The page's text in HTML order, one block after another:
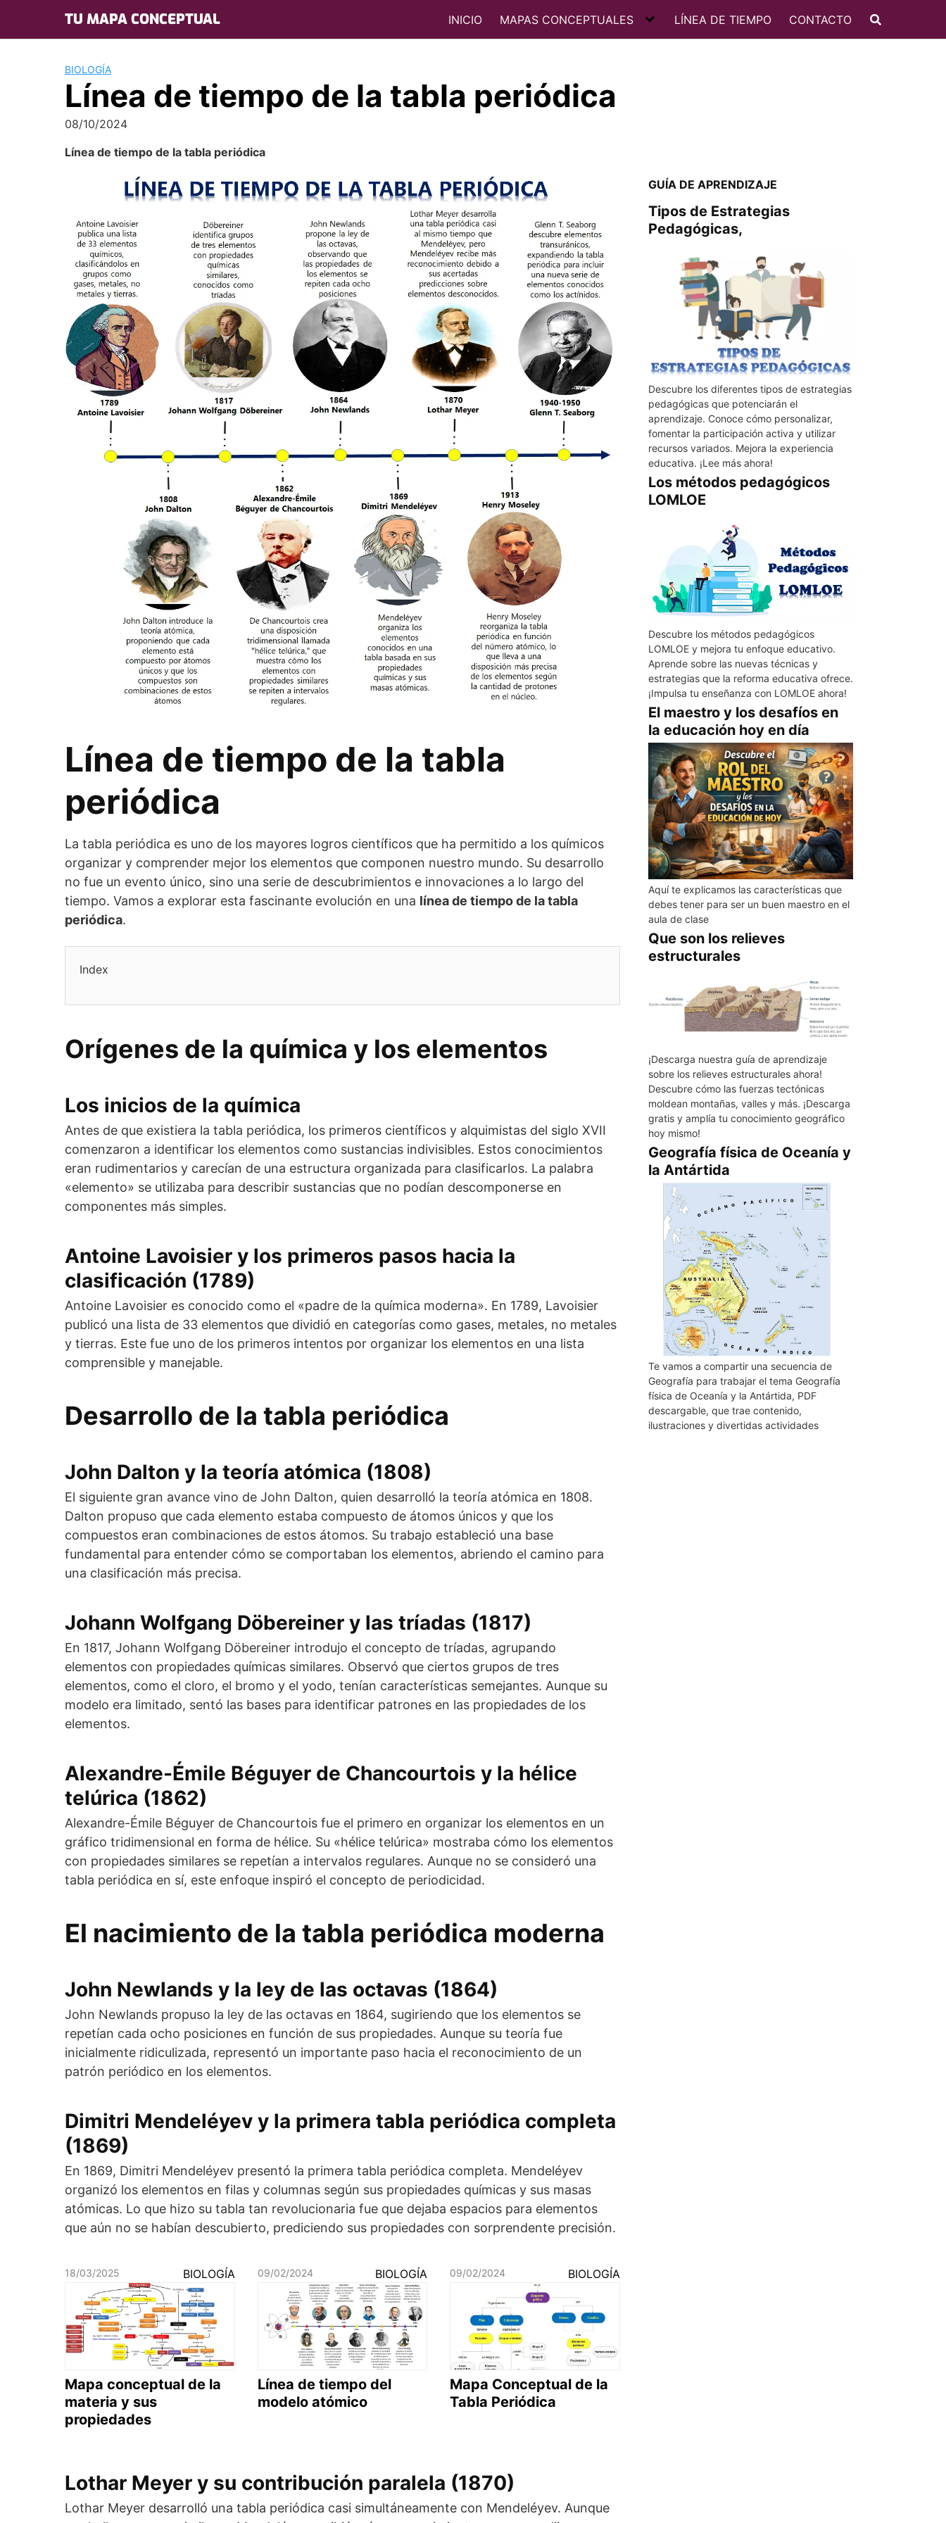
content
TU MAPA CONCEPTUAL INICIO MAPAS CONCEPTUALES LÍNEA DE TIEMPO CONTACTO
BIOLOGÍA
Línea de tiempo de la tabla periódica
08/10/2024
Línea de tiempo de la tabla periódica
Línea de tiempo de la tabla
periódica
La tabla periódica es uno de los mayores logros científicos que ha permitido a los químicos
organizar y comprender mejor los elementos que componen nuestro mundo. Su desarrollo
no fue un evento único, sino una serie de descubrimientos e innovaciones a lo largo del
tiempo. Vamos a explorar esta fascinante evolución en una línea de tiempo de la tabla
periódica.
Index
Orígenes de la química y los elementos
Los inicios de la química
Antes de que existiera la tabla periódica, los primeros científicos y alquimistas del siglo XVII
comenzaron a identificar los elementos como sustancias indivisibles. Estos conocimientos
eran rudimentarios y carecían de una estructura organizada para clasificarlos. La palabra
«elemento» se utilizaba para describir sustancias que no podían descomponerse en
componentes más simples.
Antoine Lavoisier y los primeros pasos hacia la
clasificación (1789)
Antoine Lavoisier es conocido como el «padre de la química moderna». En 1789, Lavoisier
publicó una lista de 33 elementos que dividió en categorías como gases, metales, no metales
y tierras. Este fue uno de los primeros intentos por organizar los elementos en una lista
comprensible y manejable.
Desarrollo de la tabla periódica
John Dalton y la teoría atómica (1808)
El siguiente gran avance vino de John Dalton, quien desarrolló la teoría atómica en 1808.
Dalton propuso que cada elemento estaba compuesto de átomos únicos y que los
compuestos eran combinaciones de estos átomos. Su trabajo estableció una base
fundamental para entender cómo se comportaban los elementos, abriendo el camino para
una clasificación más precisa.
Johann Wolfgang Döbereiner y las tríadas (1817)
En 1817, Johann Wolfgang Döbereiner introdujo el concepto de tríadas, agrupando
elementos con propiedades químicas similares. Observó que ciertos grupos de tres
elementos, como el cloro, el bromo y el yodo, tenían características semejantes. Aunque su
modelo era limitado, sentó las bases para identificar patrones en las propiedades de los
elementos.
Alexandre-Émile Béguyer de Chancourtois y la hélice
telúrica (1862)
Alexandre-Émile Béguyer de Chancourtois fue el primero en organizar los elementos en un
gráfico tridimensional en forma de hélice. Su «hélice telúrica» mostraba cómo los elementos
con propiedades similares se repetían a intervalos regulares. Aunque no se consideró una
tabla periódica en sí, este enfoque inspiró el concepto de periodicidad.
El nacimiento de la tabla periódica moderna
John Newlands y la ley de las octavas (1864)
John Newlands propuso la ley de las octavas en 1864, sugiriendo que los elementos se
repetían cada ocho posiciones en función de sus propiedades. Aunque su teoría fue
inicialmente ridiculizada, representó un importante paso hacia el reconocimiento de un
patrón periódico en los elementos.
Dimitri Mendeléyev y la primera tabla periódica completa
(1869)
En 1869, Dimitri Mendeléyev presentó la primera tabla periódica completa. Mendeléyev
organizó los elementos en filas y columnas según sus propiedades químicas y sus masas
atómicas. Lo que hizo su tabla tan revolucionaria fue que dejaba espacios para elementos
que aún no se habían descubierto, prediciendo sus propiedades con sorprendente precisión.
18/03/2025 BIOLOGÍA
Mapa conceptual de la
materia y sus
propiedades
09/02/2024 BIOLOGÍA
Línea de tiempo del
modelo atómico
09/02/2024 BIOLOGÍA
Mapa Conceptual de la
Tabla Periódica
Lothar Meyer y su contribución paralela (1870)
Lothar Meyer desarrolló una tabla periódica casi simultáneamente con Mendeléyev. Aunque
GUÍA DE APRENDIZAJE
Tipos de Estrategias
Pedagógicas,
Descubre los diferentes tipos de estrategias
pedagógicas que potenciarán el
aprendizaje. Conoce cómo personalizar,
fomentar la participación activa y utilizar
recursos variados. Mejora la experiencia
educativa. ¡Lee más ahora!
Los métodos pedagógicos
LOMLOE
Descubre los métodos pedagógicos
LOMLOE y mejora tu enfoque educativo.
Aprende sobre las nuevas técnicas y
estrategias que la reforma educativa ofrece.
¡Impulsa tu enseñanza con LOMLOE ahora!
El maestro y los desafíos en
la educación hoy en día
Aquí te explicamos las características que
debes tener para ser un buen maestro en el
aula de clase
Que son los relieves
estructurales
¡Descarga nuestra guía de aprendizaje
sobre los relieves estructurales ahora!
Descubre cómo las fuerzas tectónicas
moldean montañas, valles y más. ¡Descarga
gratis y amplía tu conocimiento geográfico
hoy mismo!
Geografía física de Oceanía y
la Antártida
Te vamos a compartir una secuencia de
Geografía para trabajar el tema Geografía
física de Oceanía y la Antártida, PDF
descargable, que trae contenido,
ilustraciones y divertidas actividades